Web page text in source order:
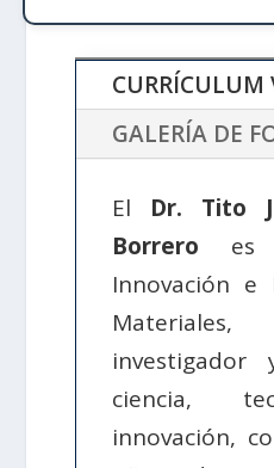
CURRÍCULUM
GALERÍA DE
El Dr. Tito
Borrero es
Innovación e
Materiales,
ciencia,
innovación,